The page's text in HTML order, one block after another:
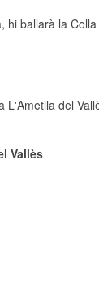
hi ballarà la
Vallès